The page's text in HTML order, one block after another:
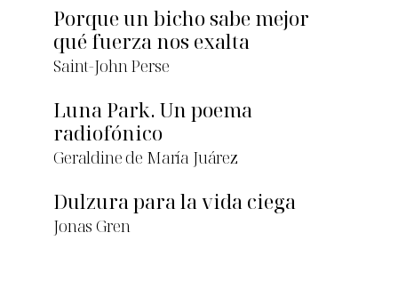
Porque un bicho sabe mejor
qué fuerza nos exalta
Saint-John Perse
Luna Park. Un poema
radiofónico
Geraldine de María Juárez
Dulzura para la vida ciega
Jonas Gren